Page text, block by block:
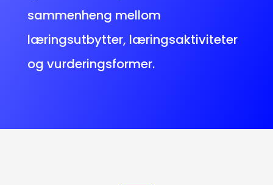
sammenheng mellom
læringsutbytter, læringsaktiviteter
og vurderingsformer.